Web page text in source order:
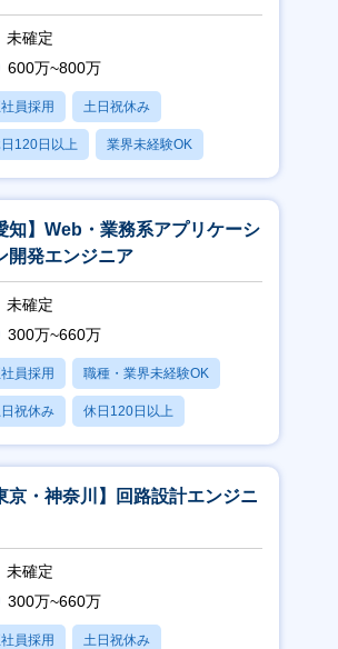
未確定
600万~800万
員採用 土日祝休み
120日以上 業界未経験OK
・育休あり
知】Web・業務系アプリケーシ
開発エンジニア
未確定
300万~660万
員採用 職種・業界未経験OK
祝休み 休日120日以上
・育休あり
京・神奈川】回路設計エンジニ
未確定
300万~660万
員採用 土日祝休み